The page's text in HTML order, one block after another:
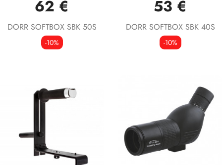
62 €
DORR SOFTBOX SBK 50S
-10%
53 €
DORR SOFTBOX SBK 40S
-10%